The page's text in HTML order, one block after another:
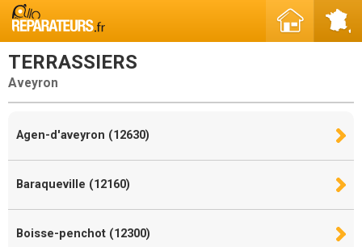
TERRASSIERS
Aveyron
Agen-d'aveyron (12630)
Baraqueville (12160)
Boisse-penchot (12300)